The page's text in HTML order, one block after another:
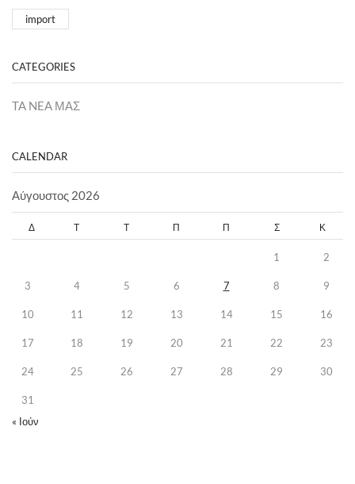
import
CATEGORIES
TA NEA ΜΑΣ
CALENDAR
Αύγουστος 2026
Δ Τ Τ Π Π Σ Κ
1 2
3 4 5 6 7 8 9
10 11 12 13 14 15 16
17 18 19 20 21 22 23
24 25 26 27 28 29 30
31
« Ιούν